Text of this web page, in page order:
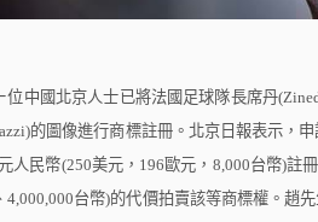
中國北京人士已將法國足球隊長席丹
的圖像進行商標註冊。北京日報表示，
人民幣(250美元， 196 歐元， 8,000台幣)註
4,000,000台幣)的代價拍賣該等商標權。趙